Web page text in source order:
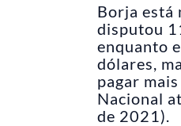
Borja está
disputou
enquanto
dólares,
pagar
Nacional
de 2021).